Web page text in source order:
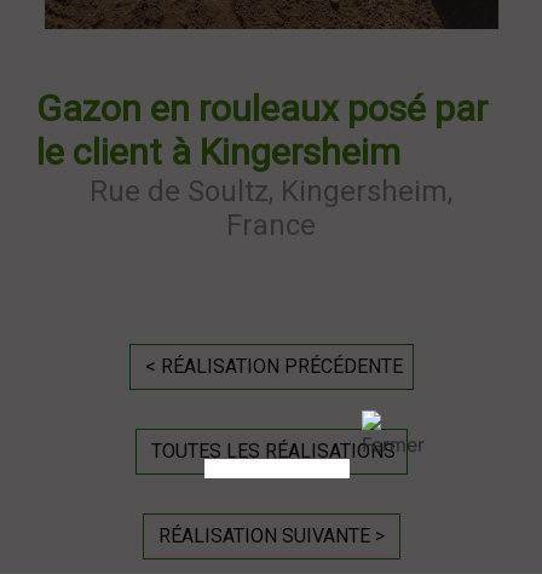
Gazon en rouleaux posé par
le client à Kingersheim
Rue de Soultz, Kingersheim,
France
< RÉALISATION PRÉCÉDENTE
TOUTES LES RÉALISATIONS
RÉALISATION SUIVANTE >